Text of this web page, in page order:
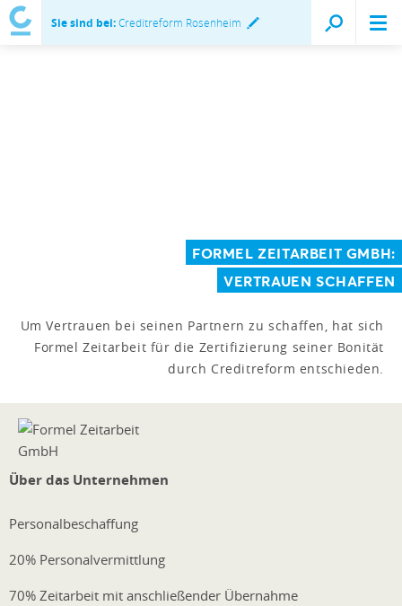
Sie sind bei:Creditreform Rosenheim
FORMEL ZEITARBEIT GMBH:
VERTRAUEN SCHAFFEN
Um Vertrauen bei seinen Partnern zu schaffen, hat sich
Formel Zeitarbeit für die Zertifizierung seiner Bonität
durch Creditreform entschieden.
Über das Unternehmen
Personalbeschaffung
20% Personalvermittlung
70% Zeitarbeit mit anschließender Übernahme